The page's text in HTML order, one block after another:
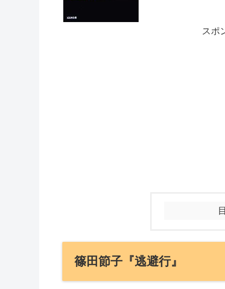
スポ
篠田節子『逃避行』